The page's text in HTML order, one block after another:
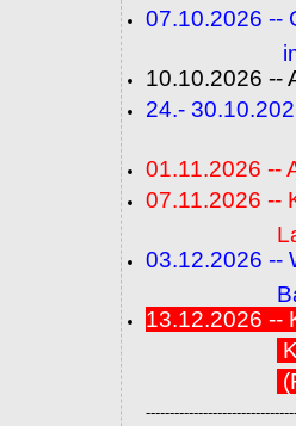
07.10.2026 --
im
10.10.2026 --
24.-
01.11.2026 --
07.11.2026 --
03.12.2026 --
Baden-
13.12.2026 --